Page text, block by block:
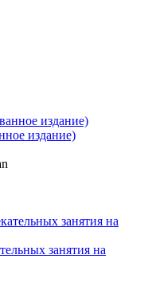
издание)
занятия на